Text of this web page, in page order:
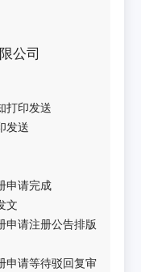
公司
打印发送
发送
申请完成
文
申请注册公告排版
申请等待驳回复审